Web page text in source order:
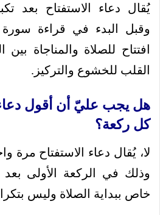
يُقال دعاء الاستفتاح بعد
وقبل البدء في قراءة سورة
افتتاح للصلاة والمناجاة
القلب للخشوع والتركيز.
هل يجب عليّ أن أقول
كل ركعة؟
لا، يُقال دعاء الاستفتاح مرة
وذلك في الركعة الأولى بعد
خاص ببداية الصلاة وليس